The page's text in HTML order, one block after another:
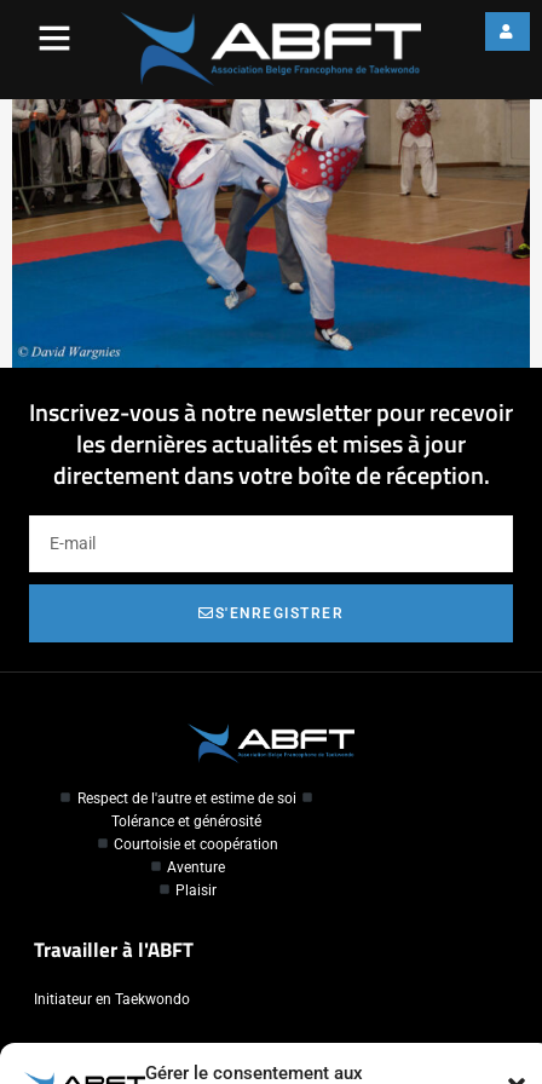
Gérer le consentement aux
Inscrivez-vous à notre newsletter pour recevoir
les dernières actualités et mises à jour
directement dans votre boîte de réception.
S'ENREGISTRER
Respect de l'autre et estime de soi
Tolérance et générosité
Courtoisie et coopération
Aventure
Plaisir
Travailler à l'ABFT
Initiateur en Taekwondo